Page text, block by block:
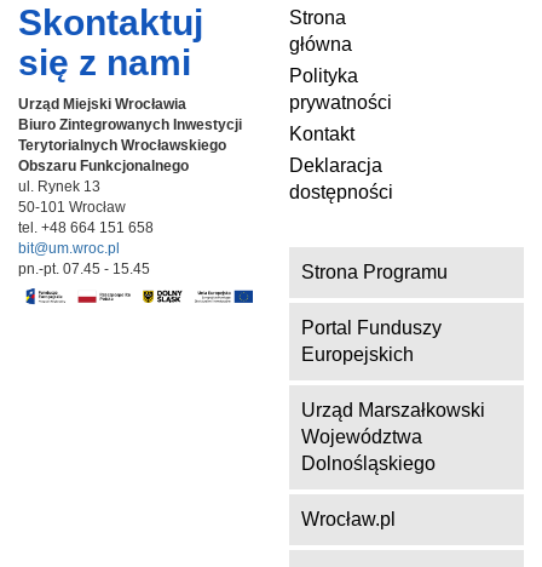
Skontaktuj
się z nami
Urząd Miejski Wrocławia
Biuro Zintegrowanych Inwestycji
Terytorialnych Wrocławskiego
Obszaru Funkcjonalnego
ul. Rynek 13
50-101 Wrocław
tel. +48 664 151 658
bit@um.wroc.pl
pn.-pt. 07.45 - 15.45
Strona
główna
Polityka
prywatności
Kontakt
Deklaracja
dostępności
Strona Programu
Portal Funduszy
Europejskich
Urząd Marszałkowski
Województwa
Dolnośląskiego
Wrocław.pl